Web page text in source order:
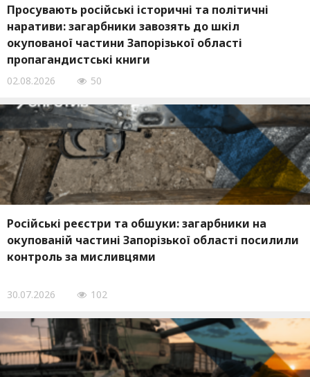
Просувають російські історичні та політичні
наративи: загарбники завозять до шкіл
окупованої частини Запорізької області
пропагандистські книги
02.08.2026 50
Російські реєстри та обшуки: загарбники на
окупованій частині Запорізької області посилили
контроль за мисливцями
30.07.2026 102